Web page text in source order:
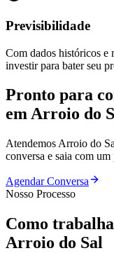
Previsibilidade
Com dados históricos e
investir para bater seu
Pronto para
emArroio do
Atendemos Arroio do
conversa e saia com
Agendar Conversa
Nosso Processo
Como
Arroio do Sal